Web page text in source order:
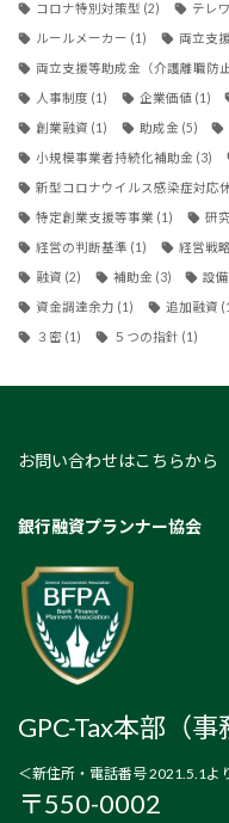
コロナ特別対策型 (2) テレ
ルールメーカー (1) 両立支
両立支援等助成金（介護離職防
人事制度 (1) 企業価値(1)
創業融資 (1) 助成金 (5)
小規模事業者持続化補助金 (3)
新型コロナウイルス感染症対応
特定創業支援等事業 (1) 研
経営の判断基準 (1) 経営戦略
融資 (2) 補助金 (3) 設
資金調達余力 (1) 追加融資
３密 (1) ５つの指針 (1)
お問い合わせはこちらから
銀行融資プランナー協会
GPC-Tax本部（事
＜新住所・電話番号 2021.5.1よ
〒550-0002